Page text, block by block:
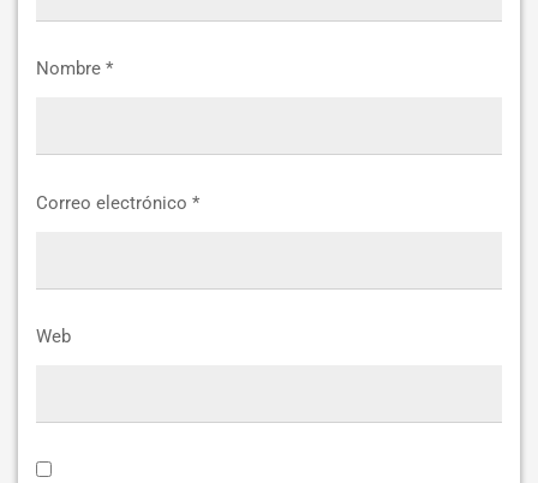
Nombre *
Correo electrónico *
Web